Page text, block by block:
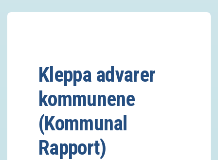
Kleppa advarer
kommunene
(Kommunal
Rapport)